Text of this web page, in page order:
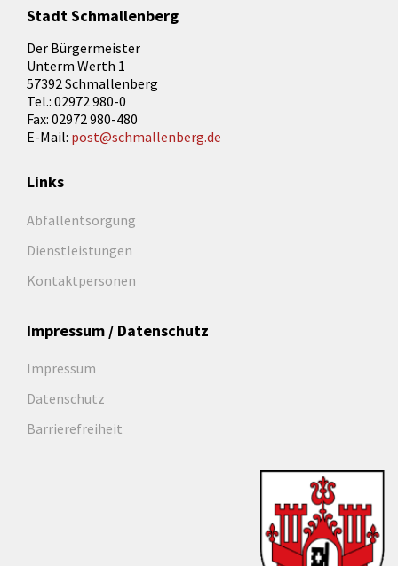
Stadt Schmallenberg
Der Bürgermeister
Unterm Werth 1
57392 Schmallenberg
Tel.: 02972 980-0
Fax: 02972 980-480
E-Mail: post@schmallenberg.de
Links
Abfallentsorgung
Dienstleistungen
Kontaktpersonen
Impressum / Datenschutz
Impressum
Datenschutz
Barrierefreiheit